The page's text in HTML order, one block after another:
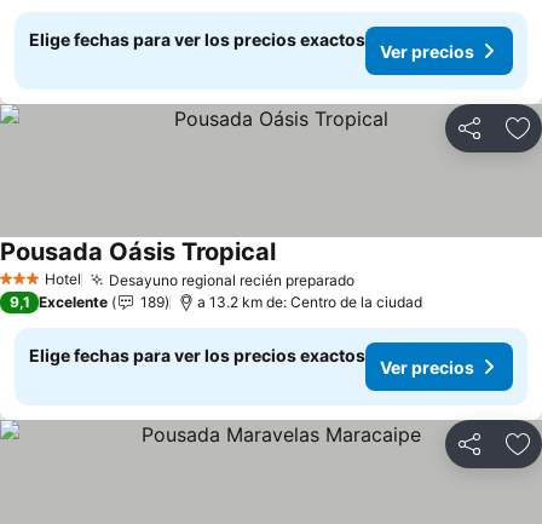
Elige fechas para ver los precios exactos
Ver precios
Compartir
3 Estrellas
Hotel Desayuno regional recién preparadoVer precios
Pousada Oásis TropicalVer precios
9,1 Excelente 189 a 13.2 km de: Centro de la ciudad
Elige fechas para ver los precios exactos
Ver precios
Compartir